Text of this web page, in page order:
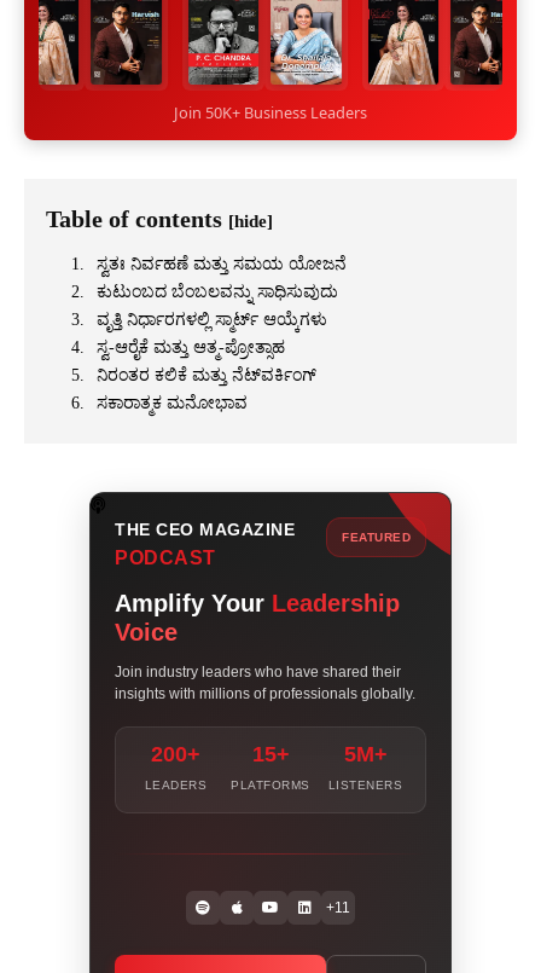
Join 50K+ Business Leaders
Table of contents [hide]
ಸ್ವತಃ ನಿರ್ವಹಣೆ ಮತ್ತು ಸಮಯ ಯೋಜನೆ
ಕುಟುಂಬದ ಬೆಂಬಲವನ್ನು ಸಾಧಿಸುವುದು
ವೃತ್ತಿ ನಿರ್ಧಾರಗಳಲ್ಲಿ ಸ್ಮಾರ್ಟ್ ಆಯ್ಕೆಗಳು
ಸ್ವ-ಆರೈಕೆ ಮತ್ತು ಆತ್ಮ-ಪ್ರೋತ್ಸಾಹ
ನಿರಂತರ ಕಲಿಕೆ ಮತ್ತು ನೆಟ್‌ವರ್ಕಿಂಗ್
ಸಕಾರಾತ್ಮಕ ಮನೋಭಾವ
THE CEO MAGAZINE
PODCAST
FEATURED
Amplify Your Leadership
Voice
Join industry leaders who have shared their
insights with millions of professionals globally.
200+
LEADERS
15+
PLATFORMS
5M+
LISTENERS
+11